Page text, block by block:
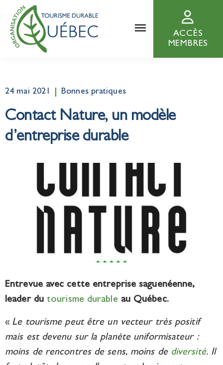
ACCÈS
MEMBRES
24 mai 2021 Bonnes pratiques
Contact Nature, un modèle
d’entreprise durable
Entrevue avec cette entreprise saguenéenne,
leader du tourisme durable au Québec.
« Le tourisme peut être un vecteur très positif
mais est devenu sur la planète uniformisateur :
moins de rencontres de sens, moins de diversité. Il